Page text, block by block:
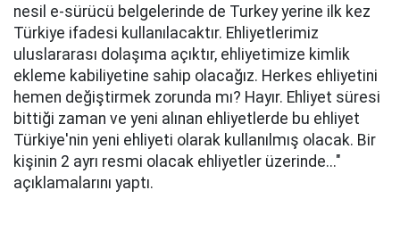
nesil e-sürücü belgelerinde de Turkey yerine ilk kez
Türkiye ifadesi kullanılacaktır. Ehliyetlerimiz
uluslararası dolaşıma açıktır, ehliyetimize kimlik
ekleme kabiliyetine sahip olacağız. Herkes ehliyetini
hemen değiştirmek zorunda mı? Hayır. Ehliyet süresi
bittiği zaman ve yeni alınan ehliyetlerde bu ehliyet
Türkiye'nin yeni ehliyeti olarak kullanılmış olacak. Bir
kişinin 2 ayrı resmi olacak ehliyetler üzerinde..."
açıklamalarını yaptı.